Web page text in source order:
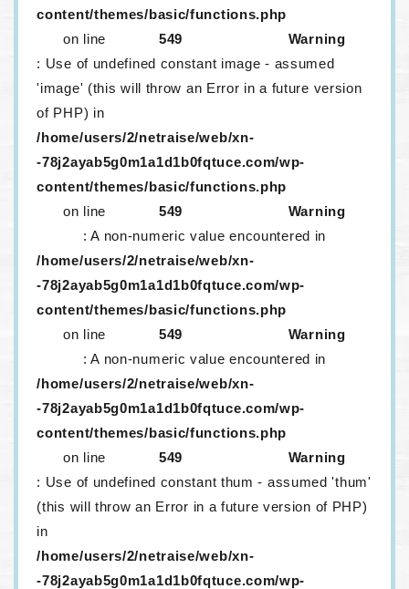
content/themes/basic/functions.php
on line
549
Warning
: Use of undefined constant image - assumed
'image' (this will throw an Error in a future version
of PHP) in
/home/users/2/netraise/web/xn-
-78j2ayab5g0m1a1d1b0fqtuce.com/wp-
content/themes/basic/functions.php
on line
549
Warning
: A non-numeric value encountered in
/home/users/2/netraise/web/xn-
-78j2ayab5g0m1a1d1b0fqtuce.com/wp-
content/themes/basic/functions.php
on line
549
Warning
: A non-numeric value encountered in
/home/users/2/netraise/web/xn-
-78j2ayab5g0m1a1d1b0fqtuce.com/wp-
content/themes/basic/functions.php
on line
549
Warning
: Use of undefined constant thum - assumed 'thum'
(this will throw an Error in a future version of PHP)
in
/home/users/2/netraise/web/xn-
-78j2ayab5g0m1a1d1b0fqtuce.com/wp-